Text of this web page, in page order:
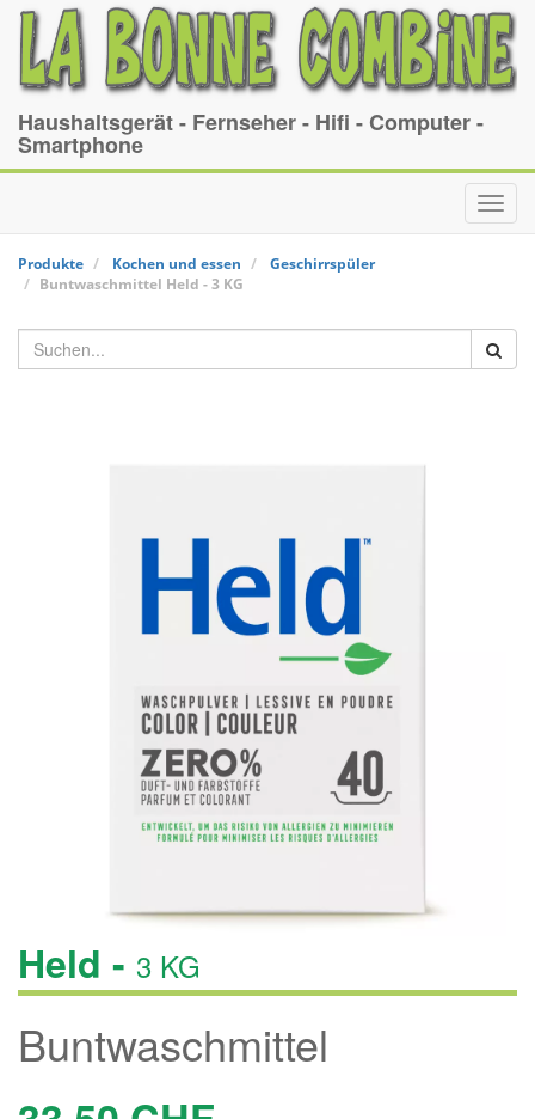
Haushaltsgerät - Fernseher - Hifi - Computer -
Smartphone
Produkte Kochen und essen
Geschirrspüler
Buntwaschmittel Held -3 KG
Held - 3 KG
Buntwaschmittel